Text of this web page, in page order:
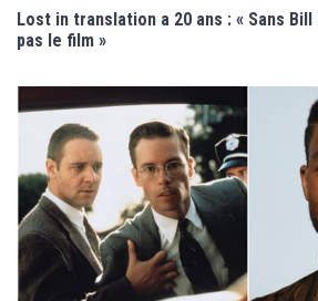
Lost in translation a 20 ans : « Sans
pas le film »